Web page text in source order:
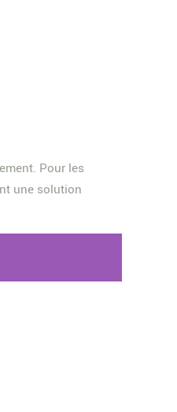
Pour les
une solution